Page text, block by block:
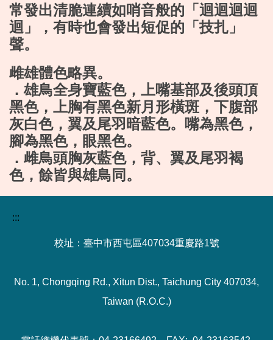
常發出清脆連續如哨音般的「迴迴迴迴
迴」，有時也會發出短促的「技扎」
聲。
雌雄體色略異。
．雄鳥全身寶藍色，上嘴基部及後頭頂
黑色，上胸有黑色新月形橫斑，下腹部
灰白色，翼及尾羽暗藍色。嘴為黑色，
腳為黑色，眼黑色。
．雌鳥頭胸灰藍色，背、翼及尾羽褐
色，餘皆與雄鳥同。
:::
校址：臺中市西屯區407034重慶路1號
No. 1, Chongqing Rd., Xitun Dist., Taichung City 407034,
Taiwan (R.O.C.)